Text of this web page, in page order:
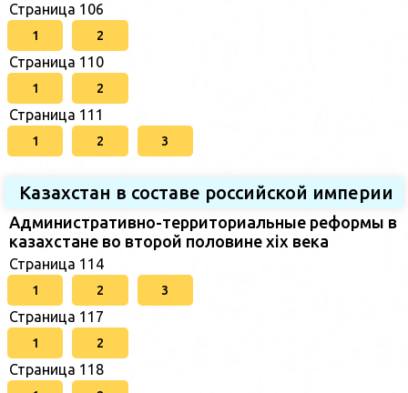
Страница 106
1 2
Страница 110
1 2
Страница 111
1 2 3
Казахстан в составе российской империи
Административно-территориальные реформы в
казахстане во второй половине xix века
Страница 114
1 2 3
Страница 117
1 2
Страница 118